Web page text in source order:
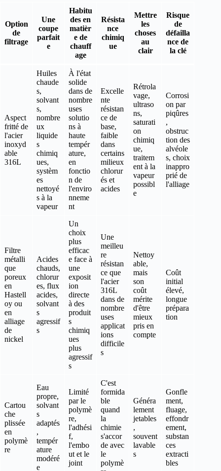
Option
de
filtrage
Une
coupe
parfait
e
Habitu
des en
matièr
e de
chauff
age
Résista
nce
chimiq
ue
Mettre
les
choses
au
clair
Risque
de
défailla
nce de
la clé
Aspect
fritté de
l'acier
inoxyd
able
316L
Huiles
chaude
s,
solvant
s,
nombre
ux
liquide
s
chimiq
ues,
systèm
es
nettoyé
s à la
vapeur
À l'état
solide
dans de
nombre
uses
solutio
ns à
haute
tempér
ature,
en
fonctio
n de
l'enviro
nneme
nt
Excelle
nte
résistan
ce de
base,
faible
dans
certains
milieux
chlorur
és et
acides
Rétrola
vage,
ultraso
ns,
saturati
on
chimiq
ue,
traitem
ent à la
vapeur
possibl
e
Corrosi
on par
piqûres
,
obstruc
tion des
alvéole
s, choix
inappro
prié de
l'alliage
Filtre
métalli
que
poreux
en
Hastell
oy ou
en
alliage
de
nickel
Acides
chauds,
chlorur
es, flux
acides,
solvant
s
agressif
s
Un
choix
plus
efficac
e face à
une
exposit
ion
directe
à des
produit
s
chimiq
ues
plus
agressif
s
Une
meilleu
re
résistan
ce que
l'acier
316L
dans de
nombre
uses
applicat
ions
difficile
s
Nettoy
able,
mais
son
coût
mérite
d'être
mieux
pris en
compte
Coût
initial
élevé,
longue
prépara
tion
Cartou
che
plissée
en
polymè
re
Eau
propre,
solvant
s
adaptés
,
tempér
ature
modéré
e
Limité
par le
polymè
re,
l'adhési
f,
l'embo
ut et le
joint
C'est
formida
ble
quand
la
chimie
s'accor
de avec
le
polymè
Généra
lement
jetables
,
souvent
lavable
s
Gonfle
ment,
fluage,
effondr
ement,
substan
ces
extracti
bles